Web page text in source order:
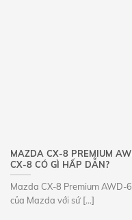
MAZDA CX-8 PREMIUM
CX-8 CÓ GÌ HẤP DẪN?
Mazda CX-8 Premium AWD-
của Mazda với sứ [...]